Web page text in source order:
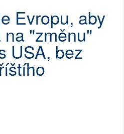
Evropu, aby
"změnu"
USA, bez